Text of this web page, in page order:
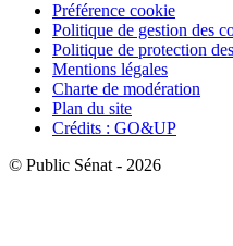
Préférence cookie
Politique de gestion des
Politique de protection
Mentions légales
Charte de modération
Plan du site
Crédits : GO&UP
© Public Sénat - 2026